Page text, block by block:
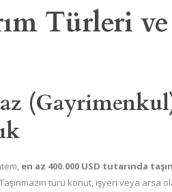
Türleri
en az 400.000 USD tutarında
türü konut, işyeri veya arsa